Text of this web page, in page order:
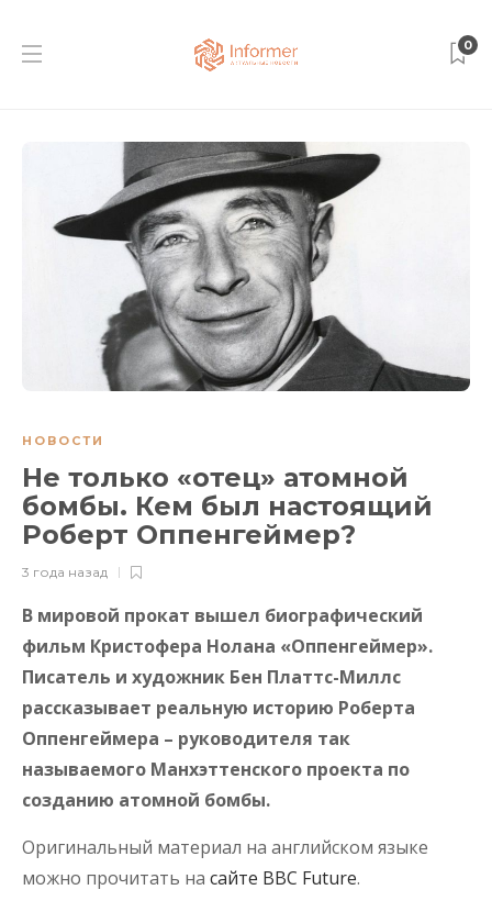
0
НОВОСТИ
Не только «отец» атомной
бомбы. Кем был настоящий
Роберт Оппенгеймер?
3 года назад
В мировой прокат вышел биографический
фильм Кристофера Нолана «Оппенгеймер».
Писатель и художник Бен Платтс-Миллс
рассказывает реальную историю Роберта
Оппенгеймера – руководителя так
называемого Манхэттенского проекта по
созданию атомной бомбы.
Оригинальный материал на английском языке
можно прочитать на сайте BBC Future.